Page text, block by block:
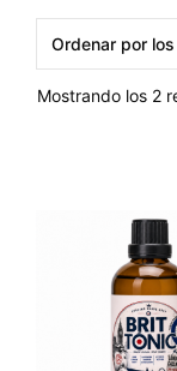
Mostrando los 2